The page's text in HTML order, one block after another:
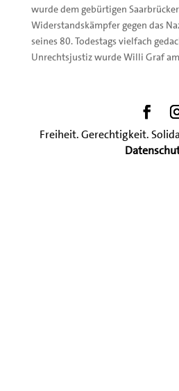
wurde dem gebürtigen
Widerstandskämpfer gegen das
seines 80. Todestags vielfach
Unrechtsjustiz wurde Willi Graf
Freiheit. Gerechtigkeit.